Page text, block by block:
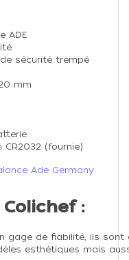
ADE
sécurité trempé
mm
CR2032 (fournie)
Ade Germany
:
gage de fiabilité, ils
esthétiques mais